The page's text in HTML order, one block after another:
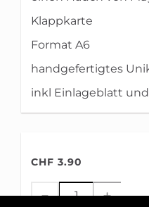
Klappkarte
Format A6
handgefertigtes
inkl Einlageblatt
CHF 3.90